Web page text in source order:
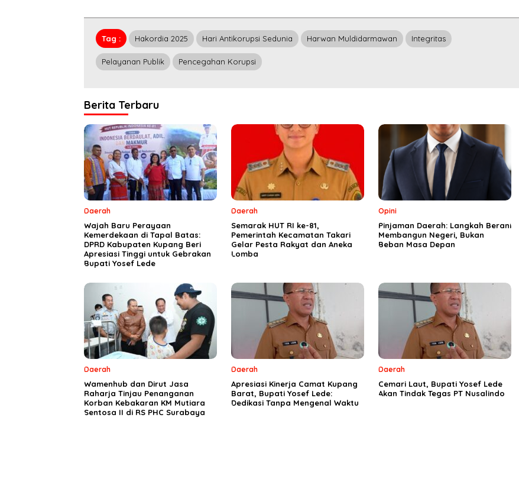
Tag : Hakordia 2025 Hari Antikorupsi Sedunia Harwan Muldidarmawan Integritas
Pelayanan Publik Pencegahan Korupsi
Berita Terbaru
Daerah
Wajah Baru Perayaan
Kemerdekaan di Tapal Batas:
DPRD Kabupaten Kupang Beri
Apresiasi Tinggi untuk Gebrakan
Bupati Yosef Lede
Daerah
Semarak HUT RI ke-81,
Pemerintah Kecamatan Takari
Gelar Pesta Rakyat dan Aneka
Lomba
Opini
Pinjaman Daerah: Langkah Berani
Membangun Negeri, Bukan
Beban Masa Depan
Daerah
Wamenhub dan Dirut Jasa
Raharja Tinjau Penanganan
Korban Kebakaran KM Mutiara
Sentosa II di RS PHC Surabaya
Daerah
Apresiasi Kinerja Camat Kupang
Barat, Bupati Yosef Lede:
Dedikasi Tanpa Mengenal Waktu
Daerah
Cemari Laut, Bupati Yosef Lede
Akan Tindak Tegas PT Nusalindo